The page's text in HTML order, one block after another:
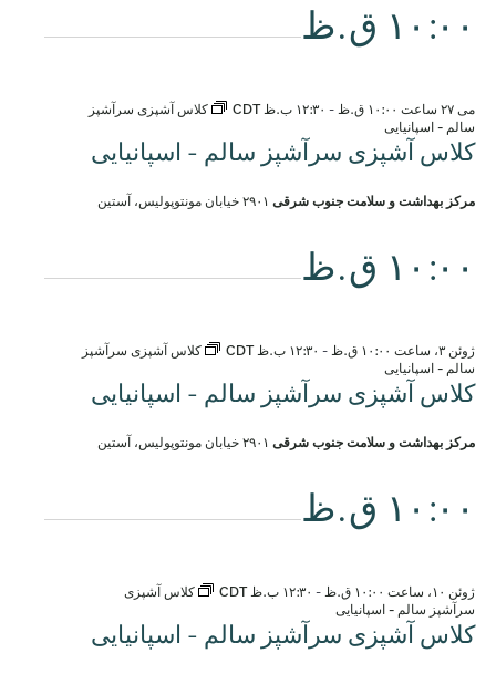
۱۰:۰۰ ق.ظ
کلاس آشپزی سرآشپز سالم - اسپانیایی
می ۲۷ ساعت ۱۰:۰۰ ق.ظ - ۱۲:۳۰ ب.ظ CDT
کلاس آشپزی سرآشپز
سالم - اسپانیایی
مرکز بهداشت و سلامت جنوب شرقی ۲۹۰۱ خیابان مونتوپولیس، آستین
۱۰:۰۰ ق.ظ
کلاس آشپزی سرآشپز سالم - اسپانیایی
ژوئن ۳، ساعت ۱۰:۰۰ ق.ظ - ۱۲:۳۰ ب.ظ CDT
کلاس آشپزی سرآشپز
سالم - اسپانیایی
مرکز بهداشت و سلامت جنوب شرقی ۲۹۰۱ خیابان مونتوپولیس، آستین
۱۰:۰۰ ق.ظ
کلاس آشپزی سرآشپز سالم - اسپانیایی
ژوئن ۱۰، ساعت ۱۰:۰۰ ق.ظ - ۱۲:۳۰ ب.ظ CDT
کلاس آشپزی
سرآشپز سالم - اسپانیایی